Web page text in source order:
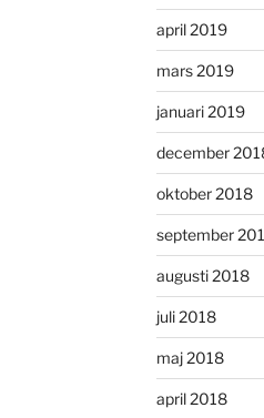
april 2019
mars 2019
januari 2019
december
oktober 2018
september
augusti 2018
juli 2018
maj 2018
april 2018